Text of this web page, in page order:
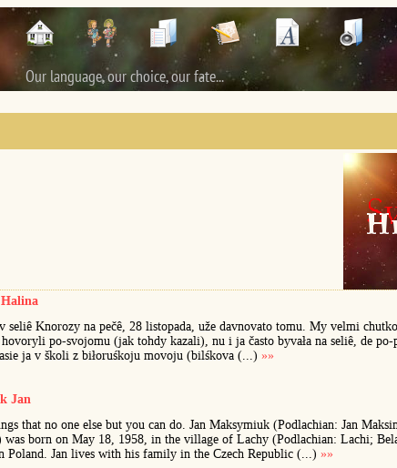
Our language, our choice, our fate...
seliê Knorozy na pečê, 28 listopada, uže davnovato tomu. My velmi
hovoryli po-svojomu (jak tohdy kazali), nu i ja často byvała na seliê, de
ja v školi z biłoruśkoju movoju (bilśkova (...) »»
Jan
that no one else but you can do. Jan Maksymiuk (Podlachian: Jan
born on May 18, 1958, in the village of Lachy (Podlachian: Lachi;
Poland. Jan lives with his family in the Czech Republic (...) »»